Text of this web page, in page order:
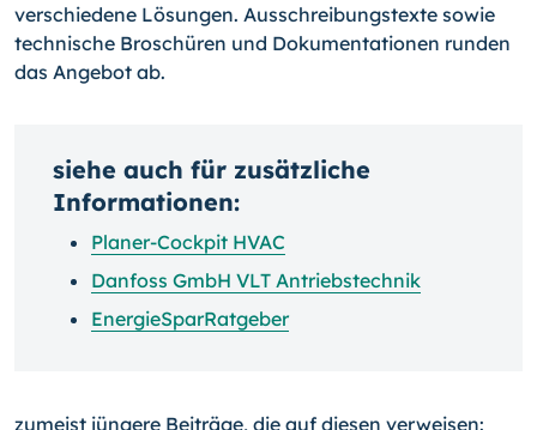
verschiedene Lösungen. Ausschreibungstexte sowie
technische Broschüren und Dokumentationen runden
das Angebot ab.
siehe auch für zusätzliche
Informationen:
Planer-Cockpit HVAC
Danfoss GmbH VLT Antriebstechnik
EnergieSparRatgeber
zumeist jüngere Beiträge, die auf diesen verweisen: